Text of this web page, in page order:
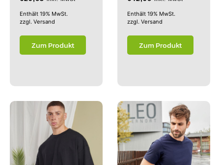
Enthält 19% MwSt.
zzgl. Versand
Zum Produkt
Enthält 19% MwSt.
zzgl. Versand
Zum Produkt